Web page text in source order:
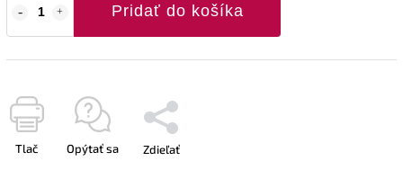
Pridať do košíka
Tlač Opýtať sa Zdieľať